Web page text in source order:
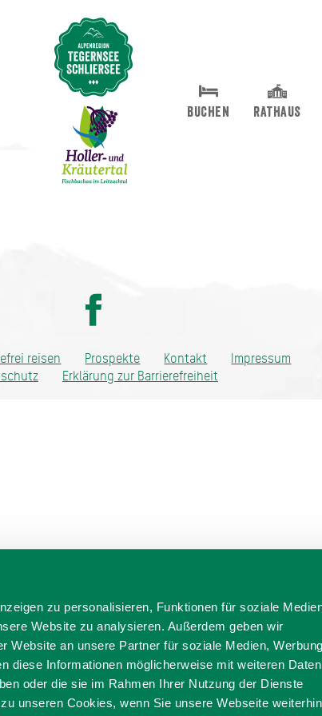
zu personalisieren, Funktionen für soziale
Website zu analysieren. Außerdem geben wir
Website an unsere Partner für soziale Medien, Werbung
diese Informationen möglicherweise mit weiteren Daten
oder die sie im Rahmen Ihrer Nutzung der Dienste
unseren Cookies, wenn Sie unsere Webseite weiterhin
reisen Prospekte Kontakt
Impressum
Erklärung zur Barrierefreiheit
BUCHEN RATHAUS